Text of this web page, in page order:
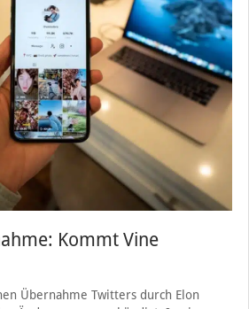
Kommt Vine
Übernahme Twitters durch Elon